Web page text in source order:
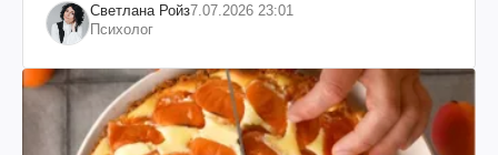
Светлана Ройз7.07.2026 23:01
Психолог